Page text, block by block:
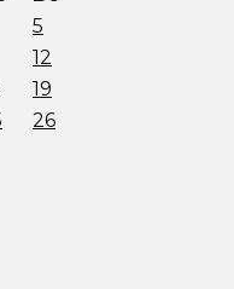
5
12
19
26